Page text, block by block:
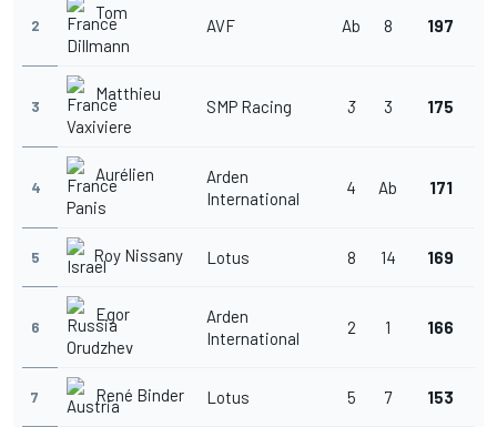
2
Tom
Dillmann
AVF Ab 8 197
3
Matthieu
Vaxiviere
SMP Racing 3 3 175
4
Aurélien
Panis
Arden
International
4 Ab 171
5 Roy Nissany Lotus 8 14 169
6
Egor
Orudzhev
Arden
International
2 1 166
7 René Binder Lotus 5 7 153